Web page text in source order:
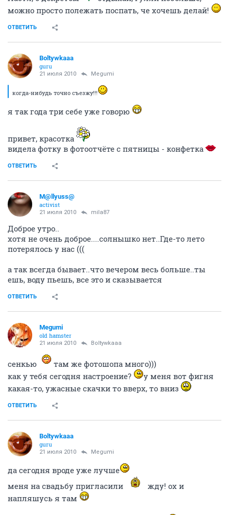
можно просто полежать поспать, че хочешь делай!
ОТВЕТИТЬ
Boltywkaaa
guru
21 июля 2010 Megumi
когда-нибудь точно съезжу!!!
я так года три себе уже говорю
привет, красотка
видела фотку в фотоотчёте с пятницы - конфетка
ОТВЕТИТЬ
M@llyuss@
activist
21 июля 2010 mila87
Доброе утро..
хотя не очень доброе....солнышко нет..Где-то лето
потерялось у нас (((
а так всегда бывает..что вечером весь больше..ты
ешь, воду пьешь, все это и сказывается
ОТВЕТИТЬ
Megumi
old hamster
21 июля 2010 Boltywkaaa
сенкью
там же фотошопа много)))
как у тебя сегодня настроение?
у меня вот фигня
какая-то, ужасные скачки то вверх, то вниз
ОТВЕТИТЬ
Boltywkaaa
guru
21 июля 2010 Megumi
да сегодня вроде уже лучше
меня на свадьбу пригласили
жду! ох и
напляшусь я там